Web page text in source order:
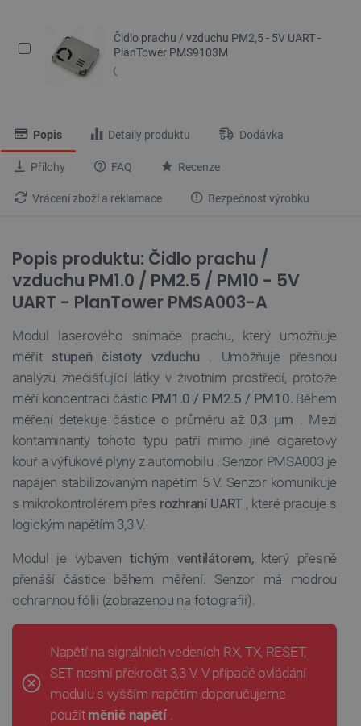
Čidlo prachu / vzduchu PM2,5 - 5V UART -
PlanTower PMS9103M
Popis Detaily produktu Dodávka
Přílohy FAQ Recenze
Vrácení zboží a reklamace Bezpečnost výrobku
Popis produktu: Čidlo prachu /
vzduchu PM1.0 / PM2.5 / PM10 - 5V
UART - PlanTower PMSA003-A
Modul laserového snímače prachu, který umožňuje
měřit
stupeň čistoty vzduchu
. Umožňuje přesnou
analýzu znečišťující látky v životním prostředí, protože
měří koncentraci částic PM1.0 / PM2.5 / PM10. Během
měření detekuje částice o průměru až 0,3 μm . Mezi
kontaminanty tohoto typu patří mimo jiné cigaretový
kouř a výfukové plyny z automobilu
. Senzor PMSA003 je
napájen stabilizovaným napětím 5 V. Senzor komunikuje
s mikrokontrolérem přes rozhraní UART , které pracuje s
logickým napětím 3,3 V.
Modul je vybaven tichým ventilátorem,který přesně
přenáší částice během měření. Senzor má modrou
ochrannou fólii (zobrazenou na fotografii).
Napětí na signálních vedeních RX, TX, RESET,
SET nesmí překročit 3,3 V. V případě ovládání
modulu s vyšším napětím doporučujeme
použít měnič napětí.